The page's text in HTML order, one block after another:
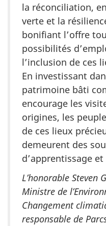
la réconciliation,
verte et la
bonifiant l’offre
possibilités
l’inclusion de ces
En investissant
patrimoine bâti
encourage les
origines, les
de ces lieux
demeurent des
d’apprentissage
L’honorable Steven
Ministre de
Changement
responsable de